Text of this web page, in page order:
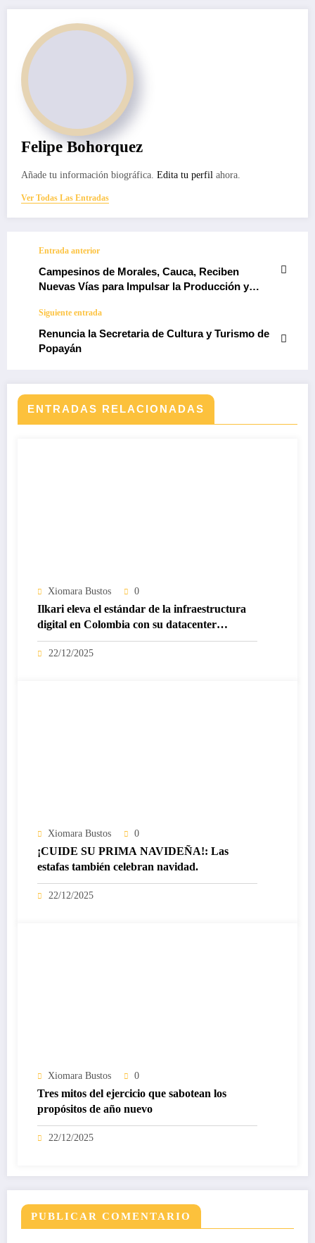
Felipe Bohorquez
Añade tu información biográfica. Edita tu perfil ahora.
Ver Todas Las Entradas
Entrada anterior
Campesinos de Morales, Cauca, Reciben
Nuevas Vías para Impulsar la Producción y
Siguiente entrada
Renuncia la Secretaria de Cultura y Turismo de
Popayán
ENTRADAS RELACIONADAS
Xiomara Bustos 0
Ilkari eleva el estándar de la infraestructura
digital en Colombia con su datacenter
certificado Nivel IV de ICREA
22/12/2025
Xiomara Bustos 0
¡CUIDE SU PRIMA NAVIDEÑA!: Las
estafas también celebran navidad.
22/12/2025
Xiomara Bustos 0
Tres mitos del ejercicio que sabotean los
propósitos de año nuevo
22/12/2025
PUBLICAR COMENTARIO